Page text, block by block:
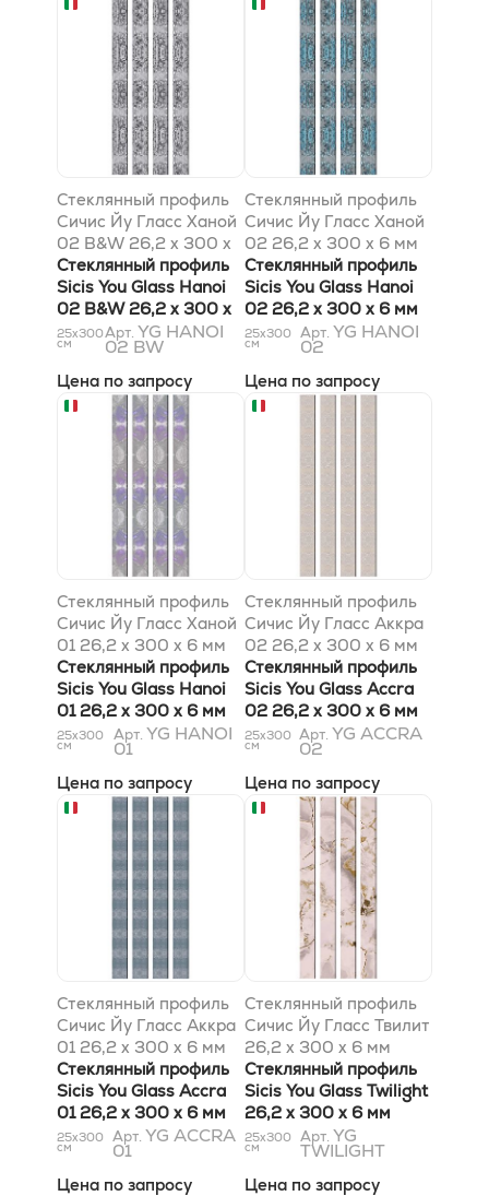
Стеклянный профиль
Сичис Йу Гласс Ханой
02 B&W 26,2 x 300 x
6 мм
Стеклянный профиль
Sicis You Glass Hanoi
02 B&W 26,2 x 300 x
6 мм
25x300
см
Арт. YG HANOI
02 BW
Цена по запросу
Стеклянный профиль
Сичис Йу Гласс Ханой
02 26,2 x 300 x 6 мм
Стеклянный профиль
Sicis You Glass Hanoi
02 26,2 x 300 x 6 мм
25x300
см
Арт.YG HANOI
02
Цена по запросу
Стеклянный профиль
Сичис Йу Гласс Ханой
01 26,2 x 300 x 6 мм
Стеклянный профиль
Sicis You Glass Hanoi
01 26,2 x 300 x 6 мм
25x300
см
Арт.YG HANOI
01
Цена по запросу
Стеклянный профиль
Сичис Йу Гласс Аккра
02 26,2 x 300 x 6 мм
Стеклянный профиль
Sicis You Glass Accra
02 26,2 x 300 x 6 мм
25x300
см
Арт.YG ACCRA
02
Цена по запросу
Стеклянный профиль
Сичис Йу Гласс Аккра
01 26,2 x 300 x 6 мм
Стеклянный профиль
Sicis You Glass Accra
01 26,2 x 300 x 6 мм
25x300
см
Арт.YG ACCRA
01
Цена по запросу
Стеклянный профиль
Сичис Йу Гласс Твилит
26,2 x 300 x 6 мм
Стеклянный профиль
Sicis You Glass Twilight
26,2 x 300 x 6 мм
25x300
см
Арт.YG
TWILIGHT
Цена по запросу